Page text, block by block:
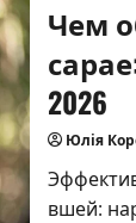
Чем
2026
Юлія
вшей: